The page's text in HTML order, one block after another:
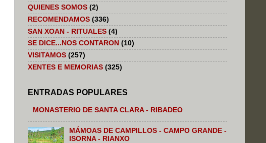
QUIENES SOMOS (2)
RECOMENDAMOS (336)
SAN XOAN - RITUALES (4)
SE DICE...NOS CONTARON (10)
VISITAMOS (257)
XENTES E MEMORIAS (325)
ENTRADAS POPULARES
MONASTERIO DE SANTA CLARA - RIBADEO
MÁMOAS DE CAMPILLOS - CAMPO GRANDE -
ISORNA - RIANXO